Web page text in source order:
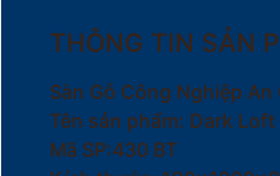
THÔNG TIN SẢN
Sàn Gỗ Công Nghiệp An
Tên sản phẩm: Dark Loft
Mã SP:430 BT